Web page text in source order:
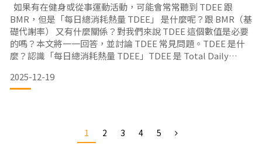
如果有在健身或從事運動活動，可能會常常聽到 TDEE 跟
BMR，但是「每日總消耗熱量 TDEE」 是什麼呢？跟 BMR（基
礎代謝率） 又有什麼關係？對我們來說 TDEE 這個數值是必要
的嗎？本文將一一回答，並討論 TDEE 常見問題。TDEE 是什
麼？認識「每日總消耗熱量 TDEE」TDEE 是 Total Daily
量」，白話一點來說，就是一個人一天 24 小時下來身體消耗的
熱量加總，以大卡為單位表示。大家都知道運動
2025-12-19
1 2 3 4 5